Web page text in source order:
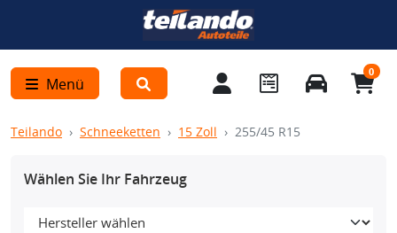
Menü
0
Teilando Schneeketten 15 Zoll 255/45 R15
Wählen Sie Ihr Fahrzeug